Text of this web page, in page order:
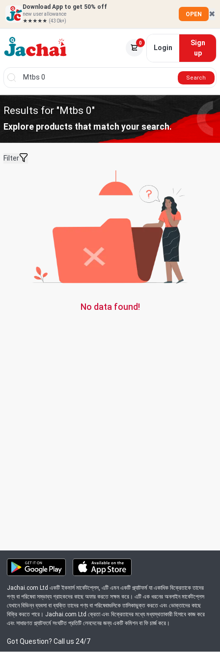
Download App to get 50% off
new user allowance
★★★★★ (430k+)
OPEN ✖
0
Login
Sign
up
Search
Results for "Mtbs 0"
Explore products that match your search.
Filter
No data found!
Jachai.com Ltd একটি ইকমার্স মার্কেটপ্লেস, এটি এমন একটি প্ল্যাটফর্ম যা একাধিক বিক্রেতাকে তাদের
পণ্য বা পরিষেবা সম্ভাব্য গ্রাহকদের কাছে অফার করতে সক্ষম করে। এটি এক ধরনের অনলাইন মার্কেটপ্লেস
যেখানে বিভিন্ন ব্যবসা বা ব্যক্তি তাদের পণ্য বা পরিষেবাগুলিকে তালিকাভুক্ত করতে এবং ভোক্তাদের কাছে
বিক্রি করতে পারে। Jachai.com Ltd ক্রেতা এবং বিক্রেতাদের মধ্যে মধ্যস্থতাকারী হিসাবে কাজ করে
এবং সাধারণত প্ল্যাটফর্মে সংঘটিত প্রতিটি লেনদেনের জন্য একটি কমিশন বা ফি চার্জ করে।
Got Question? Call us 24/7